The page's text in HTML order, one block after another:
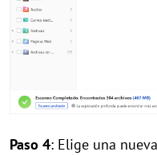
Paso 4: Elige una